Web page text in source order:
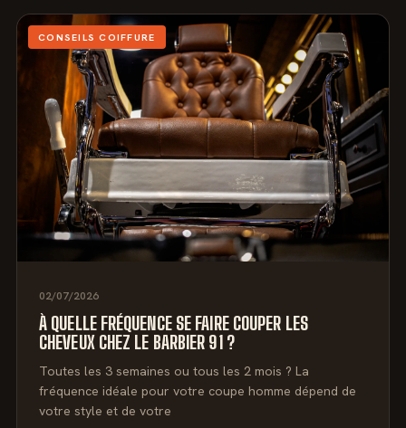
CONSEILS COIFFURE
02/07/2026
À QUELLE FRÉQUENCE SE FAIRE COUPER LES
CHEVEUX CHEZ LE BARBIER 91 ?
Toutes les 3 semaines ou tous les 2 mois ? La
fréquence idéale pour votre coupe homme dépend de
votre style et de votre